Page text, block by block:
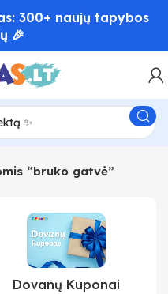
“bruko gatvė”
Dovanų Kuponai
300+ naujų tapybos
🎉